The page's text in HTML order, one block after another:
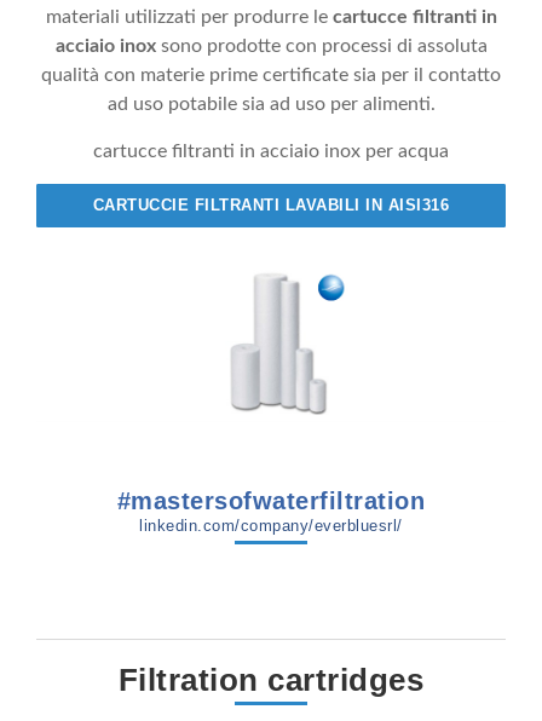
materiali utilizzati per produrre le cartucce filtranti in
acciaio inoxsono prodotte con processi di assoluta
qualità con materie prime certificate sia per il contatto
ad uso potabile sia ad uso per alimenti.
cartucce filtranti in acciaio inox per acqua
CARTUCCIE FILTRANTI LAVABILI IN AISI316
#mastersofwaterfiltration
linkedin.com/company/everbluesrl/
Filtration cartridges